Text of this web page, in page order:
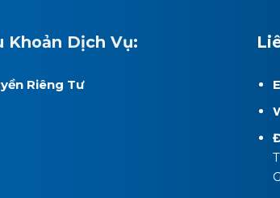
Khoản Dịch Vụ:
Riêng Tư